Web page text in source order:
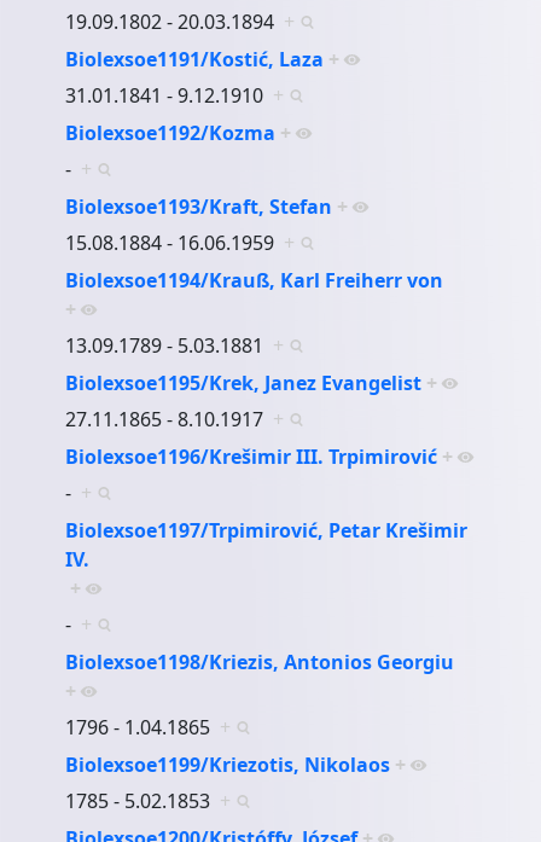
19.09.1802 - 20.03.1894 +
Biolexsoe1191/Kostić, Laza +
31.01.1841 - 9.12.1910 +
Biolexsoe1192/Kozma +
- +
Biolexsoe1193/Kraft, Stefan +
15.08.1884 - 16.06.1959 +
Biolexsoe1194/Krauß, Karl Freiherr von
+
13.09.1789 - 5.03.1881 +
Biolexsoe1195/Krek, Janez Evangelist +
27.11.1865 - 8.10.1917 +
Biolexsoe1196/Krešimir III. Trpimirović +
- +
Biolexsoe1197/Trpimirović, Petar Krešimir
IV.
+
- +
Biolexsoe1198/Kriezis, Antonios Georgiu
+
1796 - 1.04.1865 +
Biolexsoe1199/Kriezotis, Nikolaos +
1785 - 5.02.1853 +